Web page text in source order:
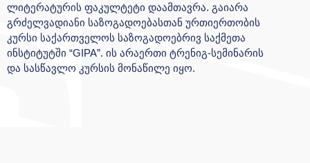
ლიტერატურის ფაკულტეტი დაამთავრა. გაიარა
გრძელვადიანი საზოგადოებასთან ურთიერთობის
კურსი საქართველოს საზოგადოებრივ საქმეთა
ინსტიტუტში “GIPA”. ის არაერთი ტრენიგ-სემინარის
და სასწავლო კურსის მონაწილე იყო.